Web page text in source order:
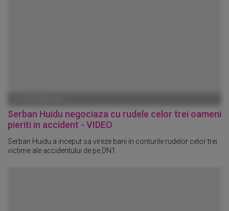
Serban Huidu negociaza cu rudele celor trei oameni
pieriti in accident - VIDEO
Serban Huidu a inceput sa vireze bani in conturile rudelor celor trei
victime ale accidentului de pe DN1.